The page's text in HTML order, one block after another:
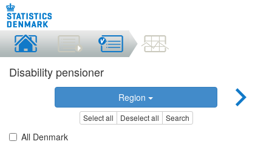
Disability pensioner
Region
Select all Deselect all Search
All Denmark